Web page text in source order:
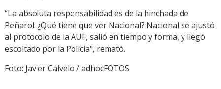
“La absoluta responsabilidad es de la hinchada de
Peñarol. ¿Qué tiene que ver Nacional? Nacional se ajustó
al protocolo de la AUF, salió en tiempo y forma, y llegó
escoltado por la Policía", remató.
Foto: Javier Calvelo / adhocFOTOS